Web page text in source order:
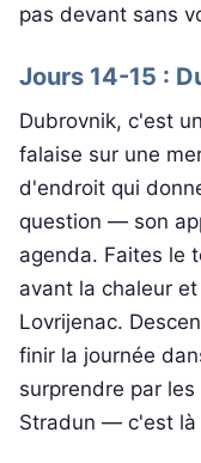
pas devant sans
Jours 14-15 :
Dubrovnik, c'est
falaise sur une
d'endroit qui
question — son
agenda. Faites le
avant la chaleur
Lovrijenac.
finir la journée
surprendre par
Stradun — c'est là